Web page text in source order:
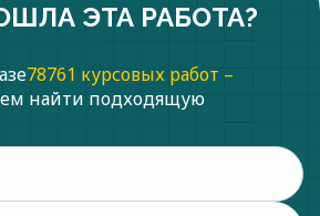
ЭТА РАБОТА?
78761 курсовых работ –
найти подходящую